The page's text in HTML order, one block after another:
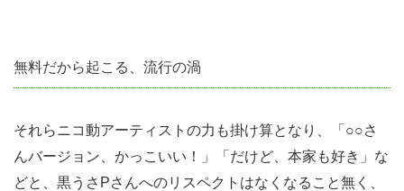
5.1
ティ
スト
の収
無料だから起こる、流行の渦
それらニコ動アーティストの力も掛け算となり、「○○さ
んバージョン、かっこいい！」「だけど、本家も好き」な
どと、黒うさPさんへのリスペクトはなくなること無く、